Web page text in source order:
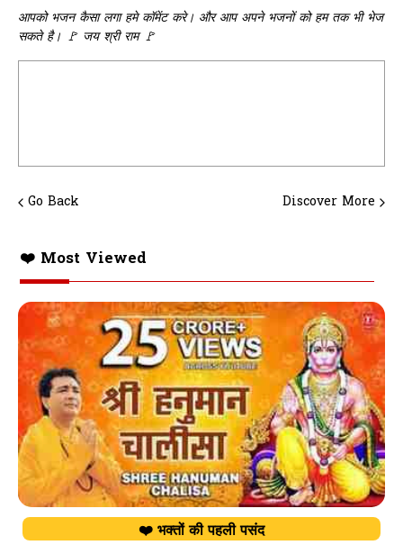
आपको भजन कैसा लगा हमे कॉमेंट करे। और आप अपने भजनों को हम तक भी भेज
सकते है। 🚩 जय श्री राम 🚩
Go Back Discover More
❤️ Most Viewed
❤️ भक्तों की पहली पसंद